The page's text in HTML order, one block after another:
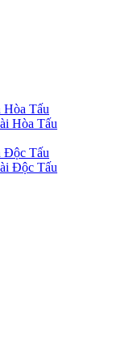
Hòa Tấu
Hòa Tấu
Độc Tấu
Độc Tấu